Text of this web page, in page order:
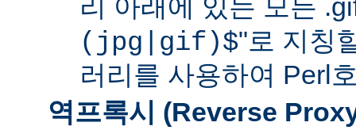
리 아래에 있는 모든
(jpg|gif)$"로 지칭
러리를 사용하여 Perl
역프록시 (Reverse